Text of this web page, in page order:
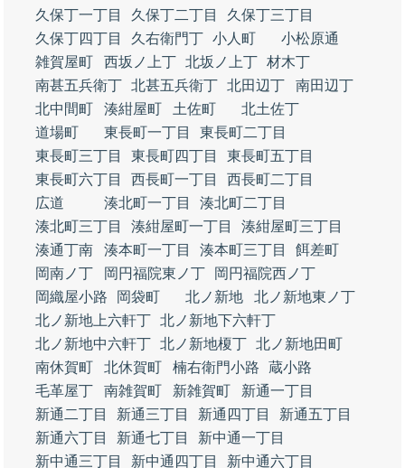
久保丁一丁目
久保丁二丁目
久保丁三丁目
久保丁四丁目
久右衛門丁 小人町
小松原通
雑賀屋町
西坂ノ上丁 北坂ノ上丁 材木丁
南甚五兵衛丁 北甚五兵衛丁 北田辺丁
南田辺丁
北中間町
湊紺屋町 土佐町
北土佐丁
道場町
東長町一丁目
東長町二丁目
東長町三丁目
東長町四丁目
東長町五丁目
東長町六丁目
西長町一丁目
西長町二丁目
広道
湊北町一丁目
湊北町二丁目
湊北町三丁目
湊紺屋町一丁目
湊紺屋町三丁目
湊通丁南
湊本町一丁目 湊本町三丁目
餌差町
岡南ノ丁
岡円福院東ノ丁
岡円福院西ノ丁
岡織屋小路
岡袋町 北ノ新地
北ノ新地東ノ丁
北ノ新地上六軒丁 北ノ新地下六軒丁
北ノ新地中六軒丁 北ノ新地榎丁 北ノ新地田町
南休賀町
北休賀町 楠右衛門小路
蔵小路
毛革屋丁
南雑賀町 新雑賀町
新通一丁目
新通二丁目
新通三丁目 新通四丁目
新通五丁目
新通六丁目
新通七丁目
新中通一丁目
新中通三丁目
新中通四丁目
新中通六丁目